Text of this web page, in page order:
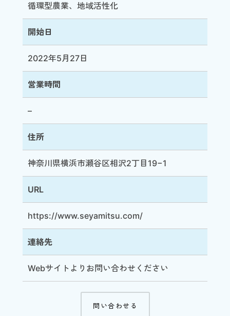
循環型農業、地域活性化
開始日
2022年5月27日
営業時間
–
住所
神奈川県横浜市瀬谷区相沢2丁目19−1
URL
https://www.seyamitsu.com/
連絡先
Webサイト よりお問い合わせください
問い合わせる